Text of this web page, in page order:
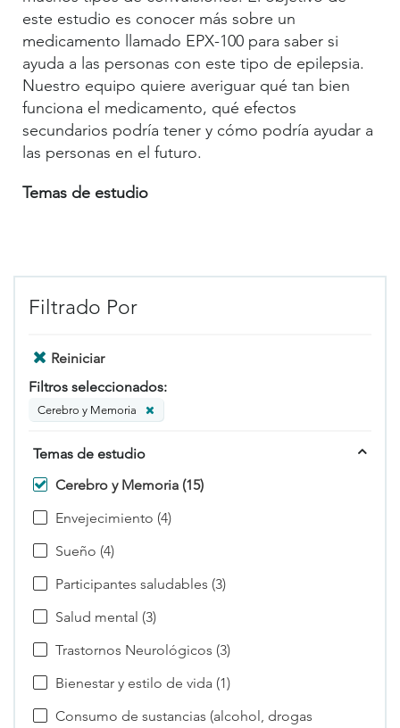
este estudio es conocer más sobre un
medicamento llamado EPX-100 para saber si
ayuda a las personas con este tipo de epilepsia.
Nuestro equipo quiere averiguar qué tan bien
funciona el medicamento, qué efectos
secundarios podría tener y cómo podría ayudar a
las personas en el futuro.
Temas de estudio
Filtrado Por
Reiniciar
Filtros seleccionados:
Cerebro y Memoria
Temas de estudio
Cerebro y Memoria (15)
Envejecimiento (4)
Sueño (4)
Participantes saludables (3)
Salud mental (3)
Trastornos Neurológicos (3)
Bienestar y estilo de vida (1)
Consumo de sustancias (alcohol, drogas